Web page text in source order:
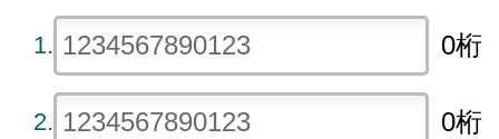
1. 0桁
2. 0桁